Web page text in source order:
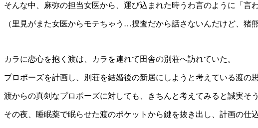
そんな中、麻弥の担当女医から、運び込まれた時うわ言のように「言
（里見がまた女医からモテちゃう…捜査だから話さないんだけど、猪
カラに恋心を抱く渡は、カラを連れて田舎の別荘へ訪れていた。
プロポーズを計画し、別荘を結婚後の新居にしようと考えている渡の
渡からの真剣なプロポーズに対しても、きちんと考えてみると誠実そ
その夜、睡眠薬で眠らせた渡のポケットから鍵を抜き出し、計画の仕